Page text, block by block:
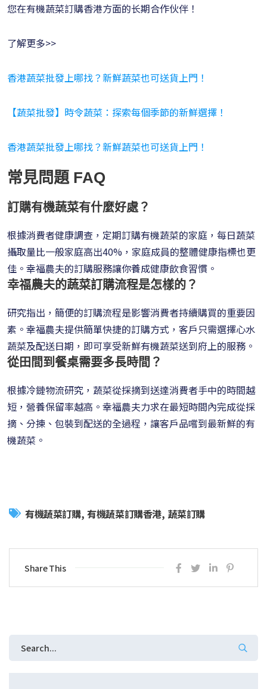
您在有機蔬菜訂購香港方面的长期合作伙伴！
了解更多>>
香港蔬菜批發上哪找？新鮮蔬菜也可送貨上門！
【蔬菜批發】時令蔬菜：探索每個季節的新鮮選擇！
香港蔬菜批發上哪找？新鮮蔬菜也可送貨上門！
常見問題 FAQ
訂購有機蔬菜有什麼好處？
根據消費者健康調查，定期訂購有機蔬菜的家庭，每日蔬菜
攝取量比一般家庭高出40%，家庭成員的整體健康指標也更
佳。幸福農夫的訂購服務讓你養成健康飲食習慣。
幸福農夫的蔬菜訂購流程是怎樣的？
研究指出，簡便的訂購流程是影響消費者持續購買的重要因
素。幸福農夫提供簡單快捷的訂購方式，客戶只需選擇心水
蔬菜及配送日期，即可享受新鮮有機蔬菜送到府上的服務。
從田間到餐桌需要多長時間？
根據冷鏈物流研究，蔬菜從採摘到送達消費者手中的時間越
短，營養保留率越高。幸福農夫力求在最短時間內完成從採
摘、分揀、包裝到配送的全過程，讓客戶品嚐到最新鮮的有
機蔬菜。
有機蔬菜訂購 有機蔬菜訂購香港 蔬菜訂購
Share This